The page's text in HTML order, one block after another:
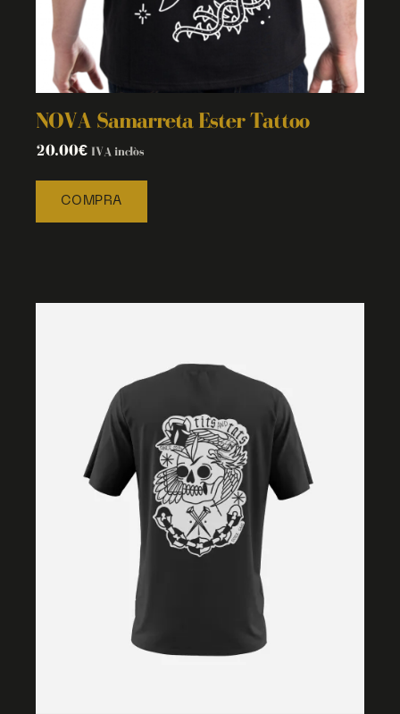
NOVA Samarreta Ester Tattoo
20.00€ IVA inclòs
COMPRA